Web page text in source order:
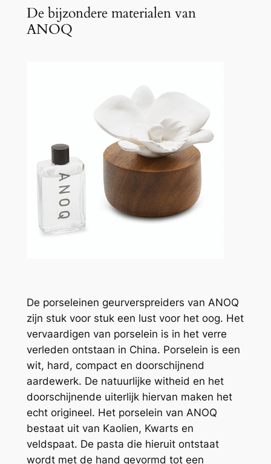
De bijzondere materialen van
ANOQ
De porseleinen geurverspreiders van ANOQ
zijn stuk voor stuk een lust voor het oog. Het
vervaardigen van porselein is in het verre
verleden ontstaan in China. Porselein is een
wit, hard, compact en doorschijnend
aardewerk. De natuurlijke witheid en het
doorschijnende uiterlijk hiervan maken het
echt origineel. Het porselein van ANOQ
bestaat uit van Kaolien, Kwarts en
veldspaat. De pasta die hieruit ontstaat
wordt met de hand gevormd tot een